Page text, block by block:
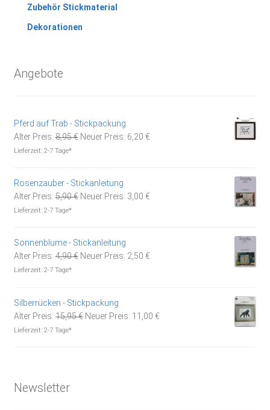
Zubehör Stickmaterial
Dekorationen
Angebote
Pferd auf Trab - Stickpackung
Alter Preis: 8,95€ Ursprünglicher
Neuer Preis: 6,20 €Aktueller
Lieferzeit: 2-7 Tage*
Rosenzauber - Stickanleitung
Alter Preis: 5,90€ Ursprünglicher
Neuer Preis: 3,00 €Aktueller
Lieferzeit: 2-7 Tage*
Sonnenblume - Stickanleitung
Alter Preis: 4,90€ Ursprünglicher
Neuer Preis: 2,50 €Aktueller
Lieferzeit: 2-7 Tage*
Silberrücken - Stickpackung
Alter Preis: 15,95€ Ursprünglicher
Neuer Preis: 11,00 €Aktueller
Lieferzeit: 2-7 Tage*
Newsletter